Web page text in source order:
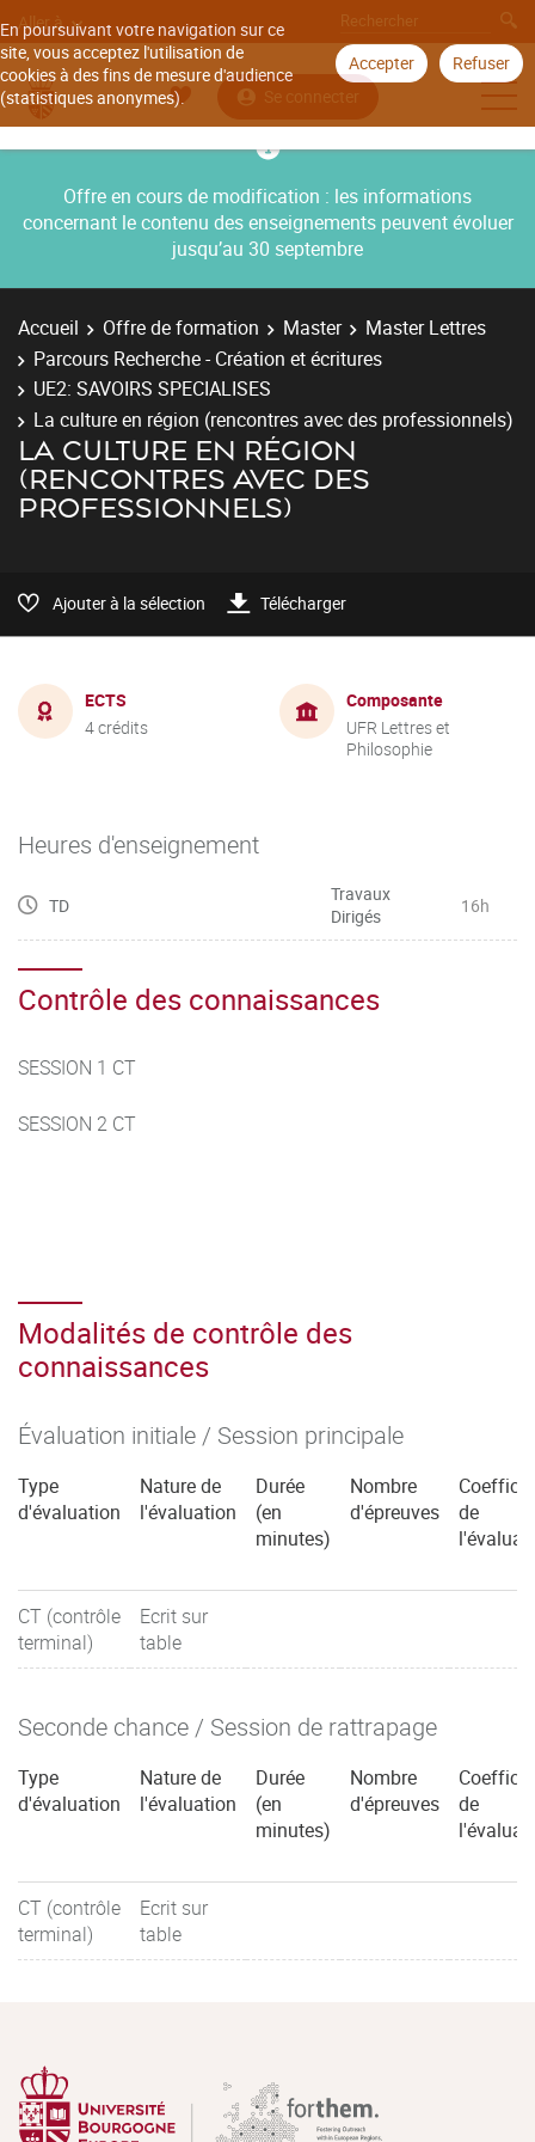
En poursuivant votre navigation sur ce
site, vous acceptez l'utilisation de
cookies à des fins de mesure d'audience
(statistiques anonymes).
Accepter Refuser
Aller à
Se connecter
Offre en cours de modification : les informations
concernant le contenu des enseignements peuvent évoluer
jusqu’au 30 septembre
Accueil Offre de formation Master
Master Lettres
Parcours Recherche - Création et écritures
UE2: SAVOIRS SPECIALISES
La culture en région (rencontres avec des professionnels)
LA CULTURE EN RÉGION
(RENCONTRES AVEC DES
PROFESSIONNELS)
Ajouter à la sélection Télécharger
ECTS
4 crédits
Composante
UFR Lettres et
Philosophie
Heures d'enseignement
TD
Travaux
Dirigés
16h
Contrôle des connaissances
SESSION 1 CT
SESSION 2 CT
Modalités de contrôle des
connaissances
Évaluation initiale / Session principale
Type
d'évaluation
Nature de
l'évaluation
Durée
(en
minutes)
Nombre
d'épreuves
de
CT (contrôle
terminal)
Ecrit sur
table
Seconde chance / Session de rattrapage
Type
d'évaluation
Nature de
l'évaluation
Durée
(en
minutes)
Nombre
d'épreuves
de
CT (contrôle
terminal)
Ecrit sur
table